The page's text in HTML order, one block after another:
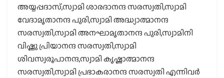
അയ്യപ്പദാസ്,സ്വാമി ശാരദാനന്ദ സരസ്വതി,സ്വാമി
വേദാമൃതാനന്ദ പുരി,സ്വാമി അദ്ധ്യാത്മാനന്ദ
സരസ്വതി,സ്വാമി അനഘാമൃതാനന്ദ പുരി,സ്വാമിനി
വിഷ്ണു പ്രിയാനന്ദ സരസ്വതി,സ്വാമി
ശിവസ്വരൂപാനന്ദ,സ്വാമി കൃഷ്ണാത്മാനന്ദ
സരസ്വതി,സ്വാമി പ്രഭാകരാനന്ദ സരസ്വതി എന്നിവർ